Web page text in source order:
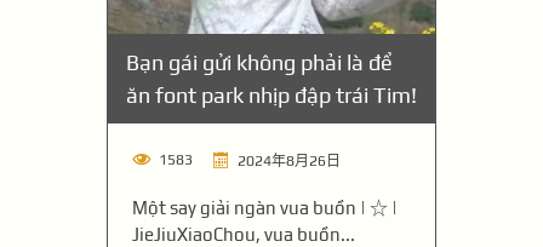
Bạn gái gửi không phải là để
ăn font park nhịp đập trái Tim!
1583 2024年8月26日
Một say giải ngàn vua buồn | ☆ |
JieJiuXiaoChou, vua buồn...